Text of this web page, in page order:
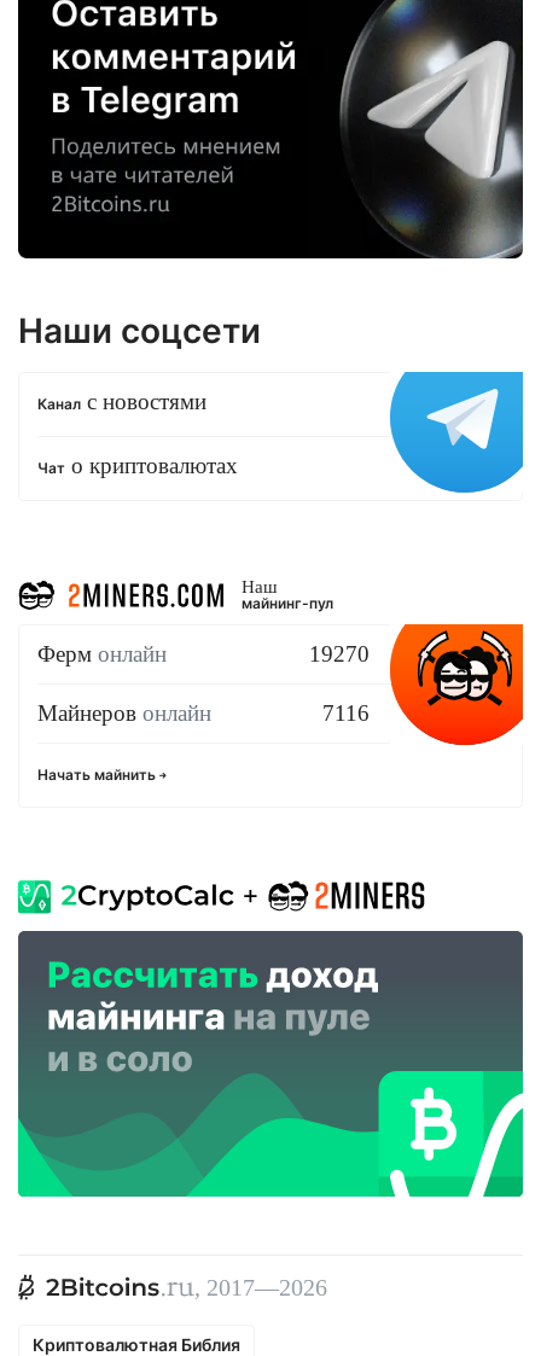
Наши соцсети
Канал с новостями
Чат о криптовалютах
Наш
майнинг-пул
Ферм онлайн 19270
Майнеров онлайн 7116
Начать майнить
, 2017—2026
Криптовалютная Библия